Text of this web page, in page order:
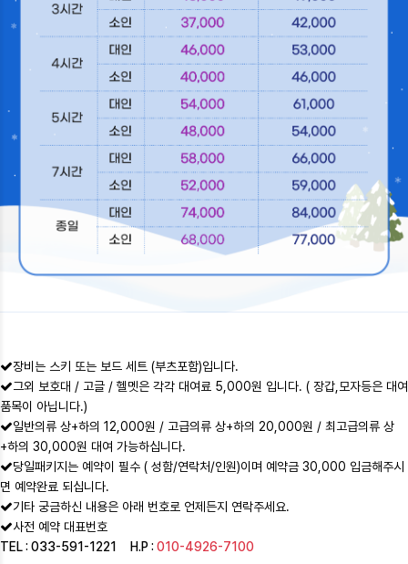
장비는 스키 또는 보드 세트 (부츠포함)입니다.
그외 보호대 / 고글 / 헬멧은 각각 대여료 5,000원 입니다. ( 장갑,모자등은 대여
품목이 아닙니다.)
일반의류 상+하의 12,000원 / 고급의류 상+하의 20,000원 / 최고급의류 상
+하의 30,000원 대여 가능하십니다.
당일패키지는 예약이 필수 ( 성함/연락처/인원)이며 예약금 30,000 입금해주시
면 예약완료 되십니다.
기타 궁금하신 내용은 아래 번호로 언제든지 연락주세요.
사전 예약 대표번호
TEL : 033-591-1221 H.P : 010-4926-7100